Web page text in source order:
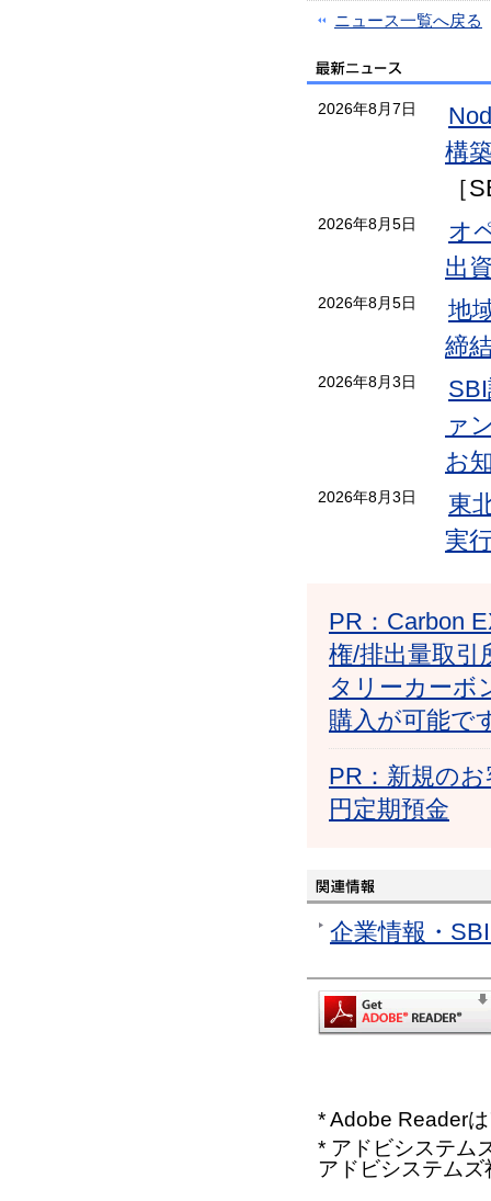
ニュース一覧へ戻る
2026年8月7日
構
［
2026年8月5日
オ
出
2026年8月5日
地
締
2026年8月3日
ァ
お
2026年8月3日
東
実
PR：Carbon
権/排出量取引
タリーカーボ
購入が可能で
PR：新規の
円定期預金
企業情報・
* Adobe Reader
* アドビシステム
アドビシステム